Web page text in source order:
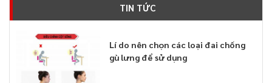
TIN TỨC
Lí do nên chọn các loại đai chống
gù lưng để sử dụng